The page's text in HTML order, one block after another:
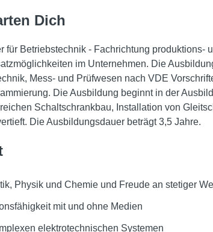
Dich
für Betriebstechnik - Fachrichtung produktions-
im Unternehmen. Die
Mess- und Prüfwesen nach VDE
Die Ausbildung beginnt in der
Schaltschrankbau, Installation von
Die Ausbildungsdauer beträgt 3,5 Jahre.
Physik und Chemie und Freude an stetiger
mit und ohne Medien
elektrotechnischen Systemen